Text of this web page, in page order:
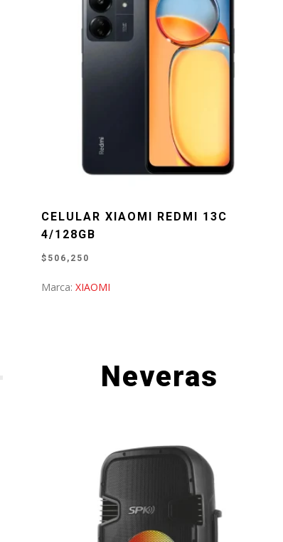
CELULAR XIAOMI REDMI 13C
4/128GB
$ 506,250
Marca: XIAOMI
Neveras